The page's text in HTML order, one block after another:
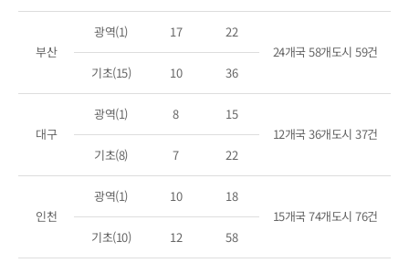
부산
광역(1) 17
22
24개국 58개도시 59건
기초(15)
10 36
대구
광역(1) 8
15
12개국 36개도시 37건
기초(8)
7 22
인천
광역(1) 10
18
15개국 74개도시 76건
기초(10)
12 58